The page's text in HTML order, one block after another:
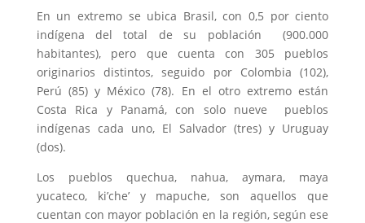
En un extremo se ubica Brasil, con 0,5 por ciento
indígena del total de su población (900.000
habitantes), pero que cuenta con 305 pueblos
originarios distintos, seguido por Colombia (102),
Perú (85) y México (78). En el otro extremo están
Costa Rica y Panamá, con solo nueve pueblos
indígenas cada uno, El Salvador (tres) y Uruguay
(dos).
Los pueblos quechua, nahua, aymara, maya
yucateco, ki’che’ y mapuche, son aquellos que
cuentan con mayor población en la región, según ese